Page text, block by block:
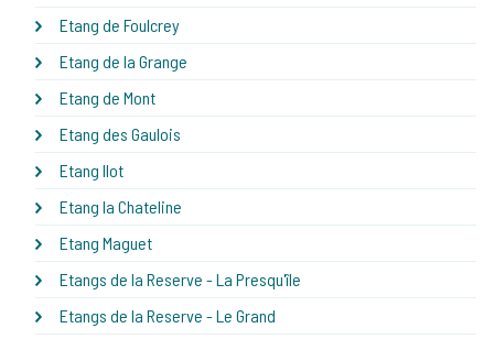
Etang de Foulcrey
Etang de la Grange
Etang de Mont
Etang des Gaulois
Etang Ilot
Etang la Chateline
Etang Maguet
Etangs de la Reserve - La Presqu'île
Etangs de la Reserve - Le Grand